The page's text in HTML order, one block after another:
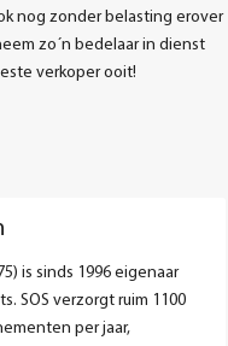
nog zonder belasting erover
zo´n bedelaar in dienst
verkoper ooit!
is sinds 1996 eigenaar
SOS verzorgt ruim 1100
per jaar,